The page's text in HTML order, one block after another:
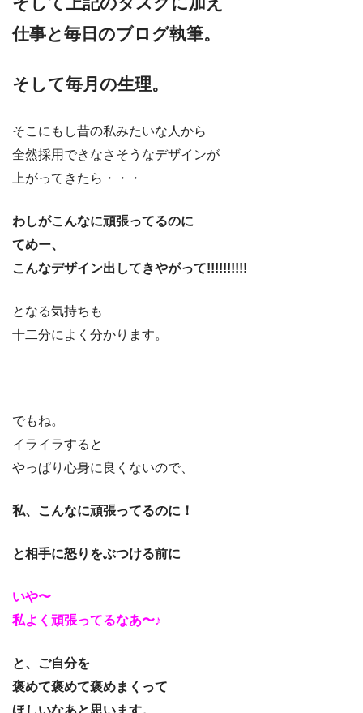
仕事と毎日のブログ執筆。
そして毎月の生理。
そこにもし昔の私みたいな人から
全然採用できなさそうなデザインが
上がってきたら・・・
わしがこんなに頑張ってるのに
てめー、
こんなデザイン出してきやがって!!!!!!!!!!
となる気持ちも
十二分によく分かります。
でもね。
イライラすると
やっぱり心身に良くないので、
私、こんなに頑張ってるのに！
と相手に怒りをぶつける前に
いや〜
私よく頑張ってるなあ〜♪
と、ご自分を
褒めて褒めて褒めまくって
ほしいなあと思います。